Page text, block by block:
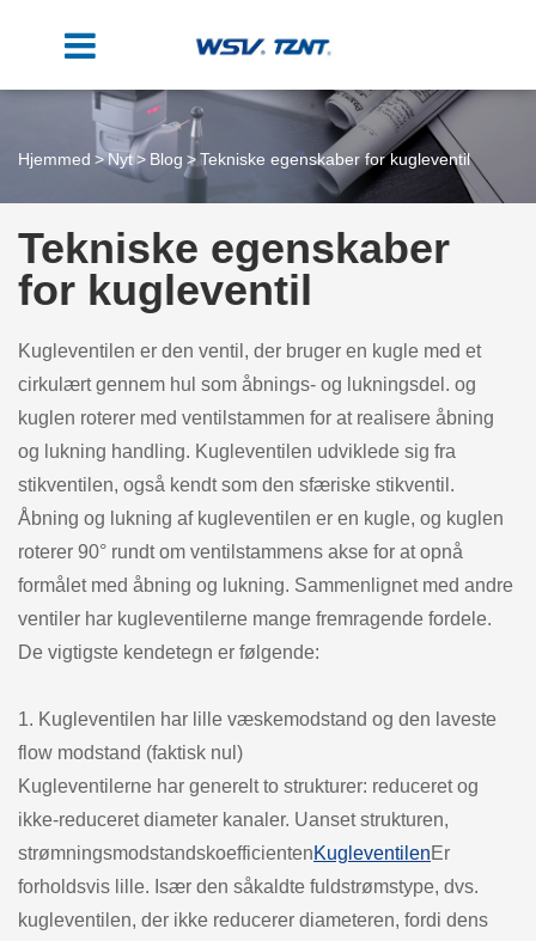
Hjemmed Nyt Blog Tekniske egenskaber for kugleventil
Tekniske egenskaber
for kugleventil
Kugleventilen er den ventil, der bruger en kugle med et
cirkulært gennem hul som åbnings- og lukningsdel. og
kuglen roterer med ventilstammen for at realisere åbning
og lukning handling. Kugleventilen udviklede sig fra
stikventilen, også kendt som den sfæriske stikventil.
Åbning og lukning af kugleventilen er en kugle, og kuglen
roterer 90° rundt om ventilstammens akse for at opnå
formålet med åbning og lukning. Sammenlignet med andre
ventiler har kugleventilerne mange fremragende fordele.
De vigtigste kendetegn er følgende:
1. Kugleventilen har lille væskemodstand og den laveste
flow modstand (faktisk nul)
Kugleventilerne har generelt to strukturer: reduceret og
ikke-reduceret diameter kanaler. Uanset strukturen,
strømningsmodstandskoefficientenKugleventilenEr
forholdsvis lille. Især den såkaldte fuldstrømstype, dvs.
kugleventilen, der ikke reducerer diameteren, fordi dens